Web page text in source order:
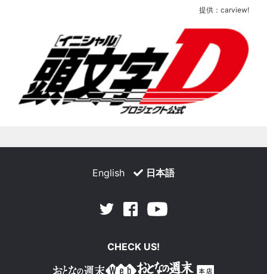
提供：carview!
English 日本語
Twitter Facebook
CHECK US!